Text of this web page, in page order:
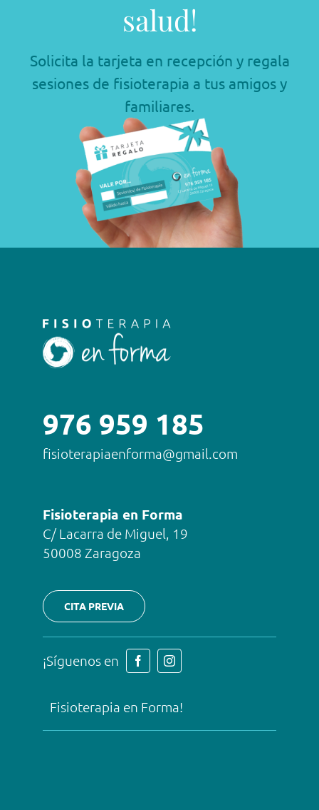
salud!
Solicita la tarjeta en recepción y regala
sesiones de fisioterapia a tus amigos y
familiares.
976 959 185
fisioterapiaenforma@gmail.com
Fisioterapia en Forma
C/ Lacarra de Miguel, 19
50008 Zaragoza
CITA PREVIA
¡Síguenos en
Fisioterapia en Forma!